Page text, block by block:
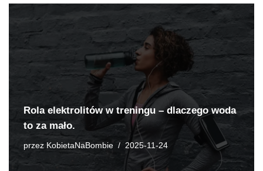
Rola elektrolitów w treningu – dlaczego woda
to za mało.
przez KobietaNaBombie 2025-11-24